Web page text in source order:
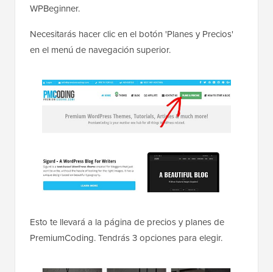
WPBeginner.
Necesitarás hacer clic en el botón 'Planes y Precios'
en el menú de navegación superior.
Esto te llevará a la página de precios y planes de
PremiumCoding. Tendrás 3 opciones para elegir.